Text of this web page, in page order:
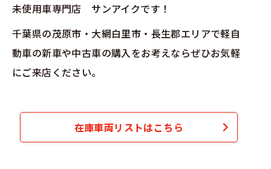
未使用車専門店 サンアイクです！
千葉県の茂原市・大網白里市・長生郡エリアで軽自
動車の新車や中古車の購入をお考えならぜひお気軽
にご来店ください。
在庫車両リストはこちら